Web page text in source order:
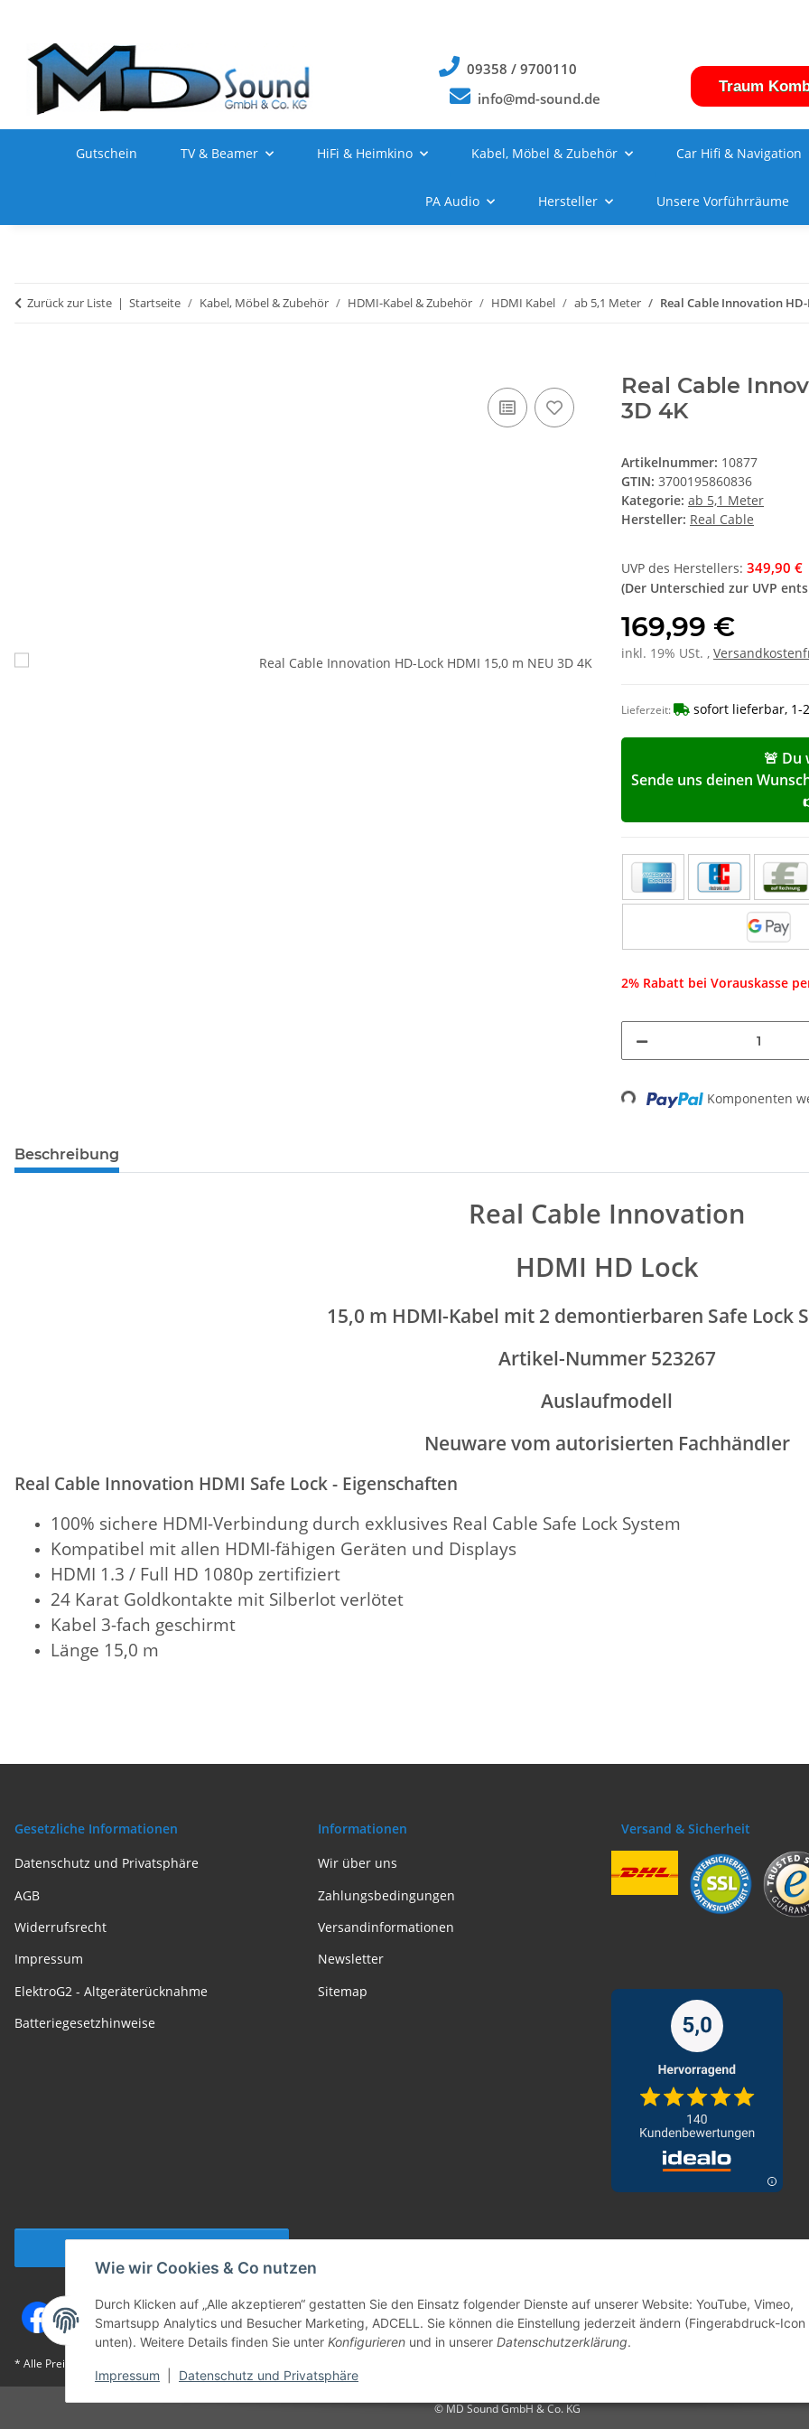
Wie wir Cookies & Co nutzen
Durch Klicken auf „Alle akzeptieren“ gestatten Sie den Einsatz folgender Dienste auf unserer Website: YouTube, Vimeo,
Smartsupp Analytics und Besucher Marketing, ADCELL. Sie können die Einstellung jederzeit ändern (Fingerabdruck-Icon
unten). Weitere Details finden Sie unter Konfigurieren und in unserer Datenschutzerklärung.
Impressum Datenschutz und Privatsphäre
09358 / 9700110
info@md-sound.de
Traum
Gutschein TV & Beamer HiFi & Heimkino Kabel, Möbel & Zubehör Car Hifi & Navigation
PA Audio Hersteller Unsere Vorführräume
Zurück zur Liste Startseite Kabel, Möbel & Zubehör HDMI-Kabel & Zubehör HDMI Kabel ab 5,1 Meter Real Cable Innovation HD-
Real Cable
3D 4K
Artikelnummer: 10877
GTIN: 3700195860836
Kategorie: ab 5,1 Meter
Hersteller: Real Cable
UVP des Herstellers: 349,90 €
(Der Unterschied zur UVP
169,99 €
inkl. 19% USt. ,
Lieferzeit: sofort lieferbar, 1-
🚨 Du
Sende uns deinen
2% Rabatt bei Vorauskasse
Loading... Komponenten
Beschreibung
Real Cable Innovation
HDMI HD Lock
15,0 m HDMI-Kabel mit 2 demontierbaren Safe Lock
Artikel-Nummer 523267
Auslaufmodell
Neuware vom autorisierten Fachhändler
Real Cable Innovation HDMI Safe Lock - Eigenschaften
100% sichere HDMI-Verbindung durch exklusives Real Cable Safe Lock System
Kompatibel mit allen HDMI-fähigen Geräten und Displays
HDMI 1.3 / Full HD 1080p zertifiziert
24 Karat Goldkontakte mit Silberlot verlötet
Kabel 3-fach geschirmt
Länge 15,0 m
Gesetzliche Informationen
Datenschutz und Privatsphäre
AGB
Widerrufsrecht
Impressum
ElektroG2 - Altgeräterücknahme
Batteriegesetzhinweise
Informationen
Wir über uns
Zahlungsbedingungen
Versandinformationen
Newsletter
Sitemap
Versand & Sicherheit
* Alle Preise inkl. gesetzlicher USt., zzgl.
© MD Sound GmbH & Co. KG